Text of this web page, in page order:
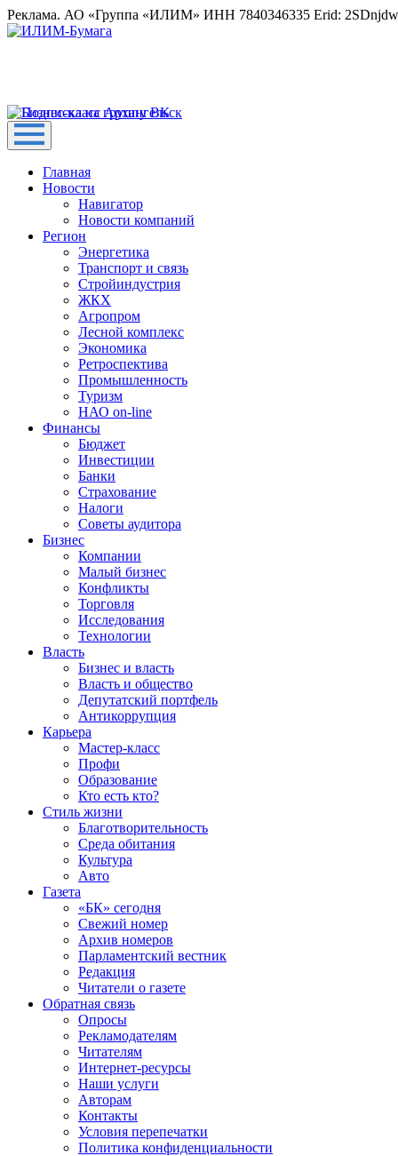
Реклама. АО «Группа «ИЛИМ» ИНН 7840346335 Erid:
Главная
Новости
Навигатор
Новости компаний
Регион
Энергетика
Транспорт и связь
Стройиндустрия
ЖКХ
Агропром
Лесной комплекс
Экономика
Ретроспектива
Промышленность
Туризм
НАО on-line
Финансы
Бюджет
Инвестиции
Банки
Страхование
Налоги
Советы аудитора
Бизнес
Компании
Малый бизнес
Конфликты
Торговля
Исследования
Технологии
Власть
Бизнес и власть
Власть и общество
Депутатский портфель
Антикоррупция
Карьера
Мастер-класс
Профи
Образование
Кто есть кто?
Стиль жизни
Благотворительность
Среда обитания
Культура
Авто
Газета
«БК» сегодня
Свежий номер
Архив номеров
Парламентский вестник
Редакция
Читатели о газете
Обратная связь
Опросы
Рекламодателям
Читателям
Интернет-ресурсы
Наши услуги
Авторам
Контакты
Условия перепечатки
Политика конфиденциальности